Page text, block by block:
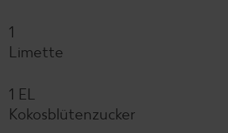
1
Limette
1 EL
Kokosblütenzucker